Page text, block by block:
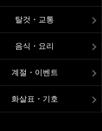
탈것・교통
음식・요리
계절・이벤트
화살표・기호